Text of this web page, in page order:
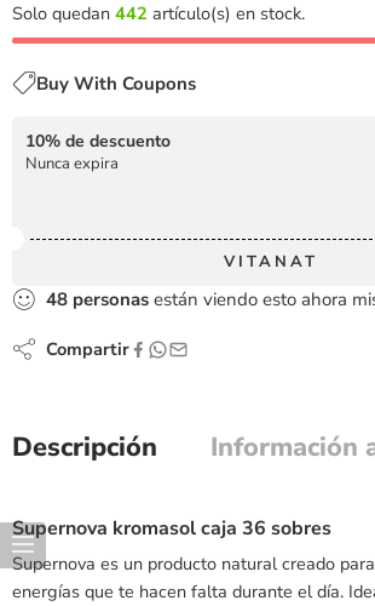
Solo quedan 442 artículo(s) en stock.
Buy With Coupons
10% de descuento
Nunca expira
VITANAT
48 personas están viendo esto ahora
Compartir
Descripción Información
Supernova kromasol caja 36 sobres
Supernova es un producto natural creado
energías que te hacen falta durante el día.